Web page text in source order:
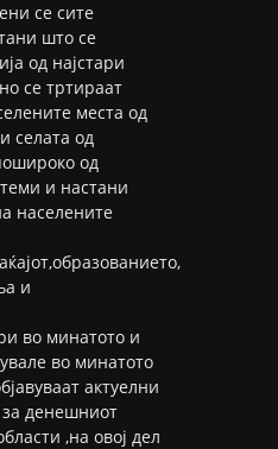
се сите
што се
од најстари
се тртираат
места од
селата од
од
и настани
населените
и
во минатото и
во минатото
актуелни
денешниот
,на овој дел